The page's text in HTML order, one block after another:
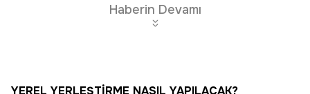
Haberin Devamı
YEREL YERLEŞTİRME NASIL YAPILACAK?